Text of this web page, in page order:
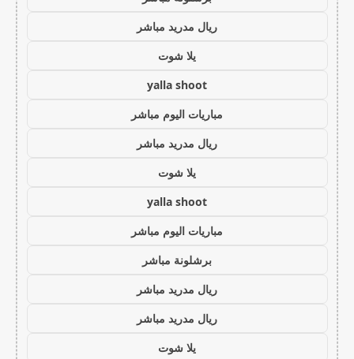
ريال مدريد مباشر
يلا شوت
yalla shoot
مباريات اليوم مباشر
ريال مدريد مباشر
يلا شوت
yalla shoot
مباريات اليوم مباشر
برشلونة مباشر
ريال مدريد مباشر
ريال مدريد مباشر
يلا شوت